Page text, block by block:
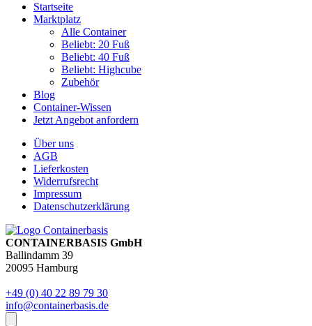
Startseite
Marktplatz
Alle Container
Beliebt: 20 Fuß
Beliebt: 40 Fuß
Beliebt: Highcube
Zubehör
Blog
Container-Wissen
Jetzt Angebot anfordern
Über uns
AGB
Lieferkosten
Widerrufsrecht
Impressum
Datenschutzerklärung
CONTAINERBASIS GmbH
Ballindamm 39
20095 Hamburg
+49 (0) 40 22 89 79 30
info@containerbasis.de